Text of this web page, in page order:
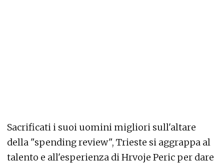
Sacrificati i suoi uomini migliori sull'altare
della "spending review", Trieste si aggrappa al
talento e all'esperienza di Hrvoje Peric per dare